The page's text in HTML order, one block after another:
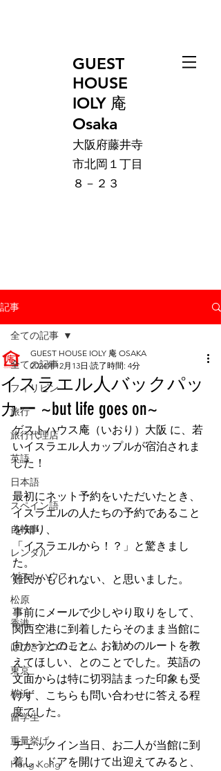
GUEST
HOUSE
IOLY 庵
Osaka
大阪府藤井寺
市北岡１丁目
８－２３
記事
全ての記事
フィリピン
旅行
旅行代理店
英語
日本語
スペイン語
自転車
レンタル
ゲストハウス
松原
香港
はびきのコロセアム
東京
横浜
留学生
重量挙げ
Hong Kong
全ての記事
イスラエル人バックパッ
カー ~but life goes on~
GUEST HOUSE IOLY 庵 OSAKA
2024年12月13日 読了時間: 4分
ゲストハウス庵（いおり）大阪 に、若
いイスラエル人カップルが宿泊されま
した！
最初にネット予約をいただいたとき、
イスラエルの人たちの予約であること
を知り、
「イスラエルから！？」と驚きまし
た。
難民かもしれない、と思いました。
事前にメールで少しやり取りをして、
関西空港に到着したらそのまま当館に
向かうとのこと、お勧めのルートを教
えてほしい、とのことでした。英語の
文面からは特に切羽詰まった印象も受
けず、こちらも問い合わせに答える程
度でした。
チェックイン当日、お二人が当館に到
着し、ドアを開けて出迎えてみると、